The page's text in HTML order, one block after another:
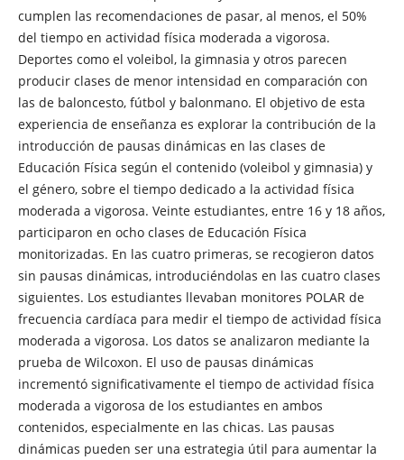
cumplen las recomendaciones de pasar, al menos, el 50%
del tiempo en actividad física moderada a vigorosa.
Deportes como el voleibol, la gimnasia y otros parecen
producir clases de menor intensidad en comparación con
las de baloncesto, fútbol y balonmano. El objetivo de esta
experiencia de enseñanza es explorar la contribución de la
introducción de pausas dinámicas en las clases de
Educación Física según el contenido (voleibol y gimnasia) y
el género, sobre el tiempo dedicado a la actividad física
moderada a vigorosa. Veinte estudiantes, entre 16 y 18 años,
participaron en ocho clases de Educación Física
monitorizadas. En las cuatro primeras, se recogieron datos
sin pausas dinámicas, introduciéndolas en las cuatro clases
siguientes. Los estudiantes llevaban monitores POLAR de
frecuencia cardíaca para medir el tiempo de actividad física
moderada a vigorosa. Los datos se analizaron mediante la
prueba de Wilcoxon. El uso de pausas dinámicas
incrementó significativamente el tiempo de actividad física
moderada a vigorosa de los estudiantes en ambos
contenidos, especialmente en las chicas. Las pausas
dinámicas pueden ser una estrategia útil para aumentar la